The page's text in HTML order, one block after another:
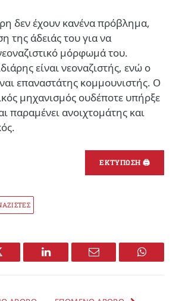
δεν έχουν κανένα πρόβλημα,
της άδειάς του για να
μόρφωμά του.
είναι νεοναζιστής, ενώ ο
επαναστάτης κομμουνιστής. Ο
μηχανισμός ουδέποτε υπήρξε
παραμένει ανοιχτομάτης και
ΕΚΤΥΠΩΣΗ 🖨
LinkedIn Email